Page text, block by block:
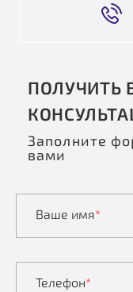
ПОЛУЧИТЬ
Заполните
вами
Ваше имя*
Телефон*